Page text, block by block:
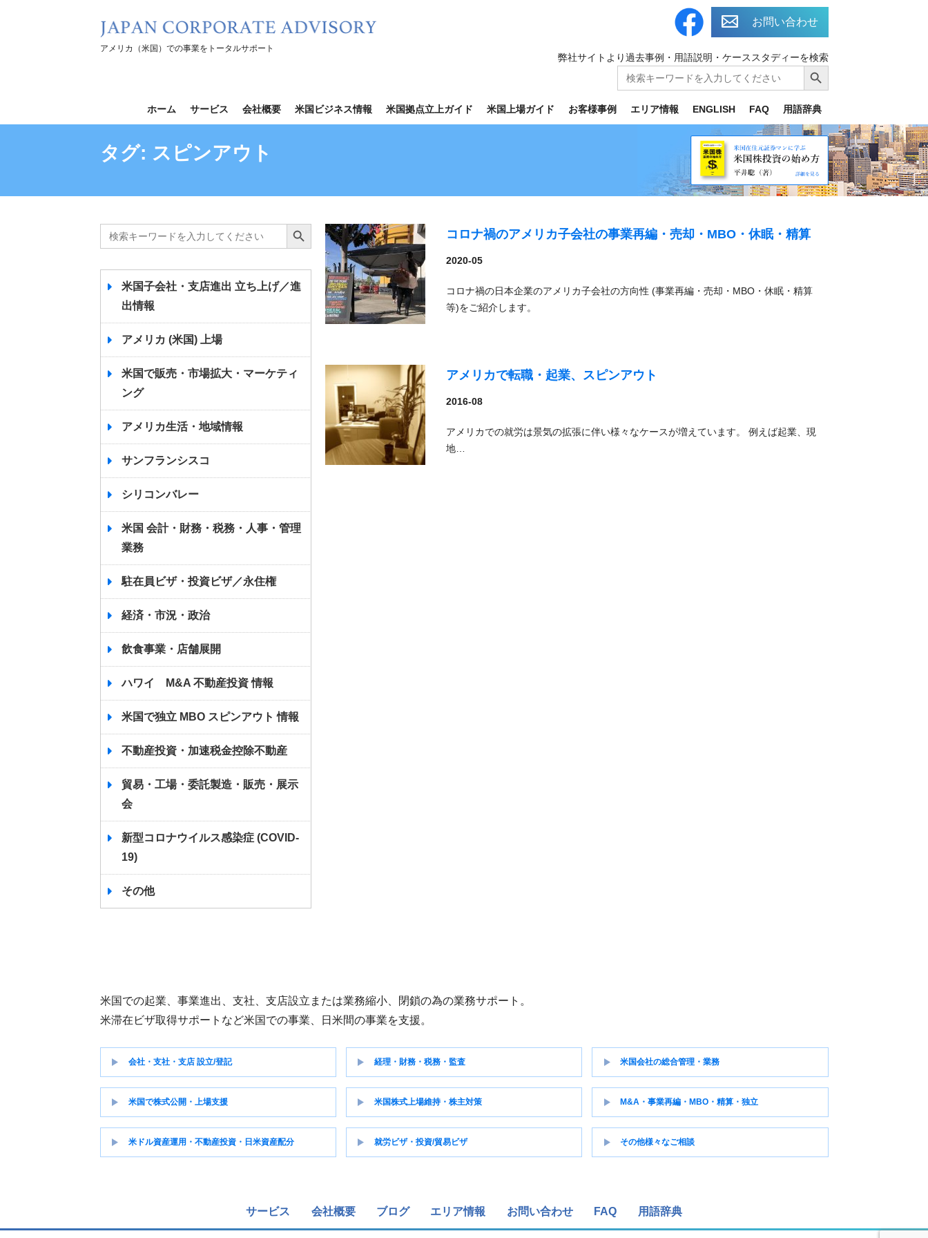
ス
アメリカ（米国）での事業をトータルサポート
お問い合わせ
弊社サイトより過去事例・用語説明・ケーススタディーを検索
Search
for:
Search Button
ホーム サービス 会社概要 米国ビジネス情報 米国拠点立上ガイド 米国上場ガイド お客様事例 エリア情報 ENGLISH FAQ 用語辞典
タグ: スピンアウト
コロナ禍のアメリカ子会社の事業再編・売却・MBO・休眠・精算
2020-05
コロナ禍の日本企業のアメリカ子会社の方向性 (事業再編・売却・MBO・休眠・精算
等)をご紹介します。
アメリカで転職・起業、スピンアウト
2016-08
アメリカでの就労は景気の拡張に伴い様々なケースが増えています。 例えば起業、現
地…
Search
for:
Search Button
米国子会社・支店進出 立ち上げ／進
出情報
アメリカ (米国) 上場
米国で販売・市場拡大・マーケティ
ング
アメリカ生活・地域情報
サンフランシスコ
シリコンバレー
米国 会計・財務・税務・人事・管理
業務
駐在員ビザ・投資ビザ／永住権
経済・市況・政治
飲食事業・店舗展開
ハワイ M&A 不動産投資 情報
米国で独立 MBO スピンアウト 情報
不動産投資・加速税金控除不動産
貿易・工場・委託製造・販売・展示
会
新型コロナウイルス感染症 (COVID-
19)
その他
米国での起業、事業進出、支社、支店設立または業務縮小、閉鎖の為の業務サポート。
米滞在ビザ取得サポートなど米国での事業、日米間の事業を支援。
会社・支社・支店 設立/登記 経理・財務・税務・監査 米国会社の総合管理・業務
米国で株式公開・上場支援 米国株式上場維持・株主対策 M&A・事業再編・MBO・精算・独立
米ドル資産運用・不動産投資・日米資産配分 就労ビザ・投資/貿易ビザ その他様々なご相談
サービス 会社概要 ブログ エリア情報 お問い合わせ FAQ 用語辞典